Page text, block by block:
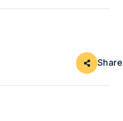
Share